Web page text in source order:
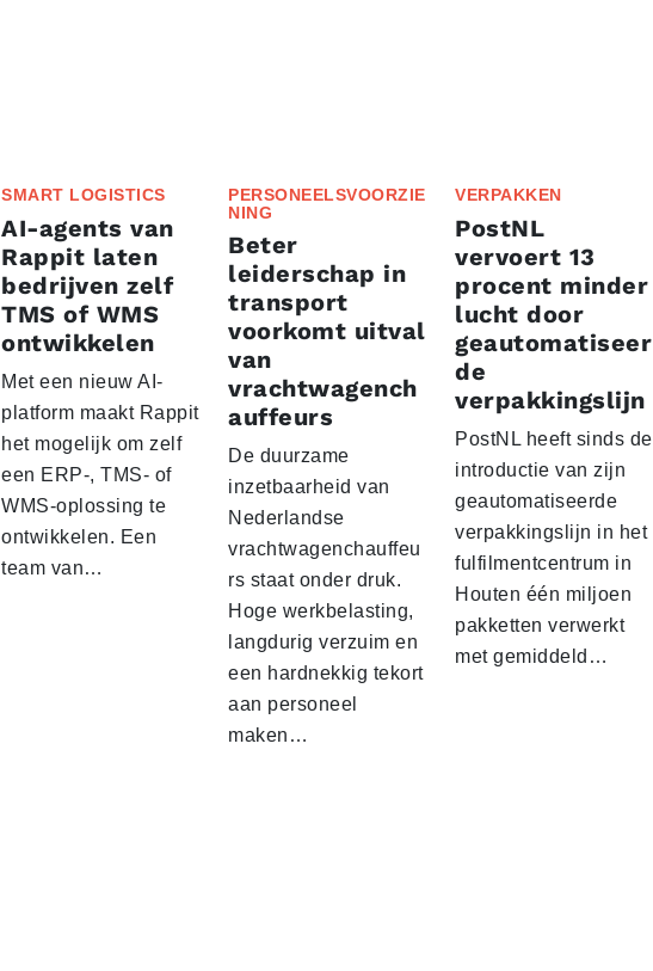
SMART LOGISTICS
AI-agents van
Rappit laten
bedrijven zelf
TMS of WMS
ontwikkelen
Met een nieuw AI-
platform maakt Rappit
het mogelijk om zelf
een ERP-, TMS- of
WMS-oplossing te
ontwikkelen. Een
team van…
PERSONEELSVOORZIE
NING
Beter
leiderschap in
transport
voorkomt uitval
van
vrachtwagench
auffeurs
De duurzame
inzetbaarheid van
Nederlandse
vrachtwagenchauffeu
rs staat onder druk.
Hoge werkbelasting,
langdurig verzuim en
een hardnekkig tekort
aan personeel
maken…
VERPAKKEN
PostNL
vervoert 13
procent minder
lucht door
geautomatiseer
de
verpakkingslijn
PostNL heeft sinds de
introductie van zijn
geautomatiseerde
verpakkingslijn in het
fulfilmentcentrum in
Houten één miljoen
pakketten verwerkt
met gemiddeld…